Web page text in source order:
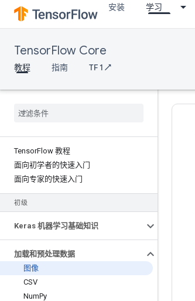
安装 学习
TensorFlow Core
教程 指南 TF 1 ↗
TensorFlow 教程
面向初学者的快速入门
面向专家的快速入门
初级
Keras 机器学习基础知识
加载和预处理数据
图像
CSV
NumPy